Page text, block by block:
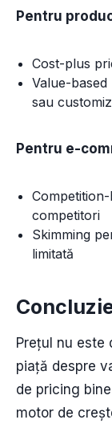
Pentru
Cost-plus
Value-
sau
Pentru e-
competitori
Skimming
limitată
Prețul nu este
piață despre
de pricing
motor de